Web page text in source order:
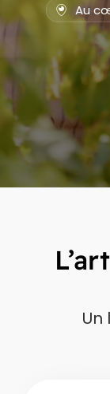
Au
Un